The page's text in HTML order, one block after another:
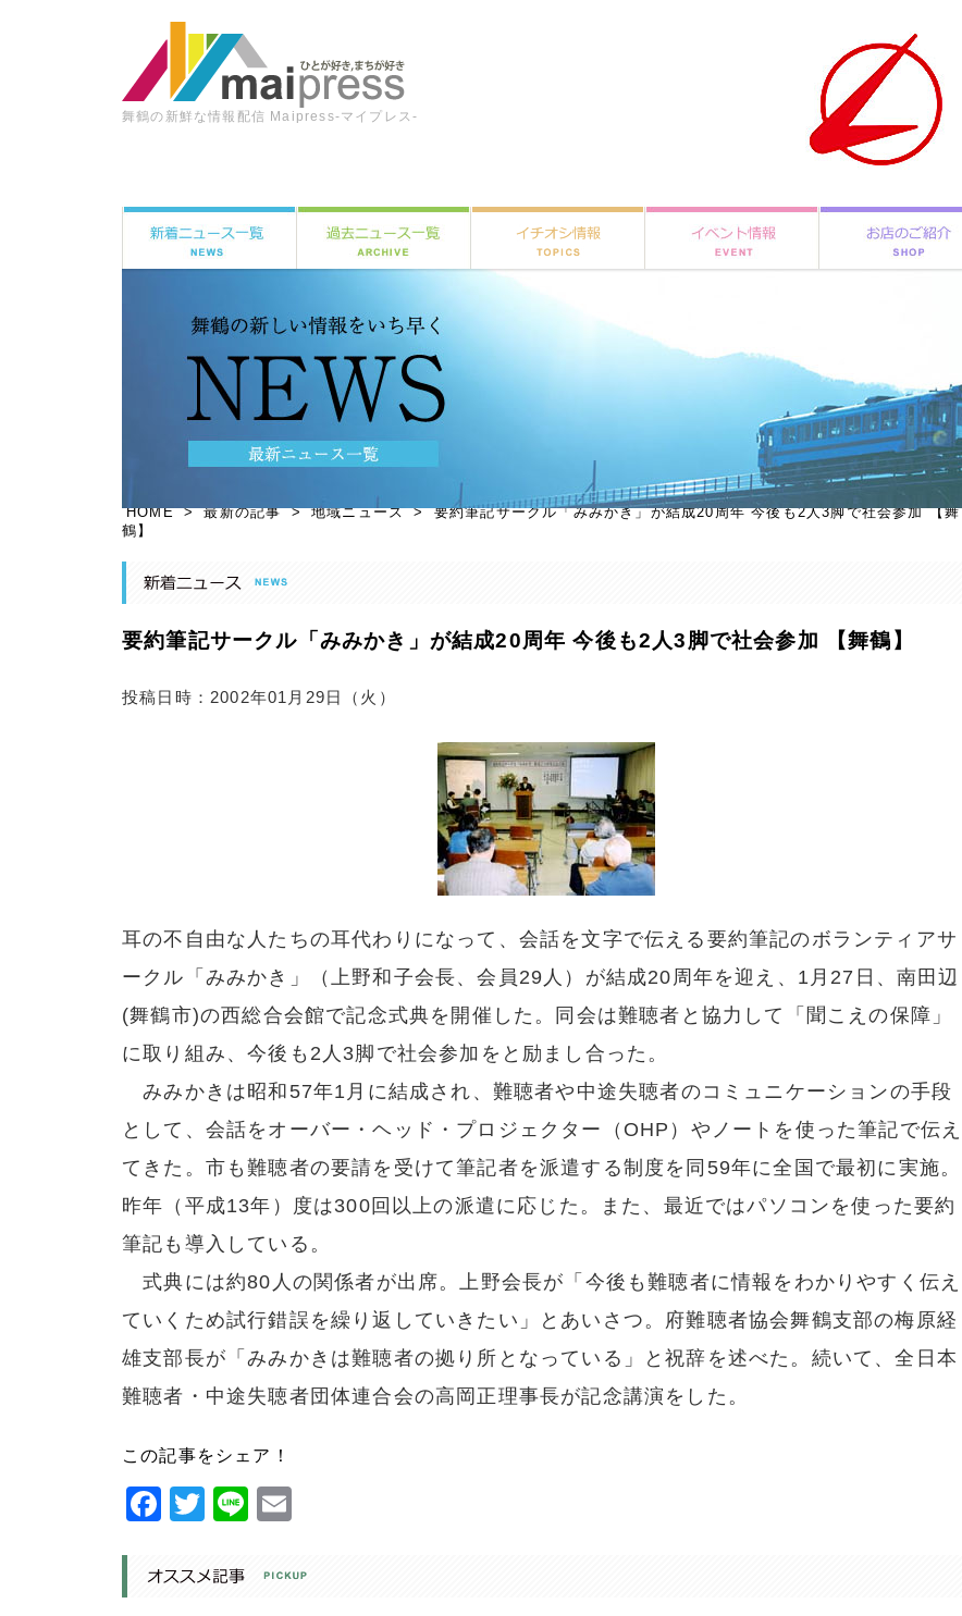
舞鶴の新鮮な情報配信 Maipress-マイプレス-
HOME > 最新の記事 > 地域ニュース > 要約筆記サークル「みみかき」が結成20周年 今後も2人3脚で社会参加 【舞
鶴】
要約筆記サークル「みみかき」が結成20周年 今後も2人3脚で社会参加 【舞鶴】
投稿日時：2002年01月29日（火）
耳の不自由な人たちの耳代わりになって、会話を文字で伝える要約筆記のボランティアサ
ークル「みみかき」（上野和子会長、会員29人）が結成20周年を迎え、1月27日、南田辺
(舞鶴市)の西総合会館で記念式典を開催した。同会は難聴者と協力して「聞こえの保障」
に取り組み、今後も2人3脚で社会参加をと励まし合った。
みみかきは昭和57年1月に結成され、難聴者や中途失聴者のコミュニケーションの手段
として、会話をオーバー・ヘッド・プロジェクター（OHP）やノートを使った筆記で伝え
てきた。市も難聴者の要請を受けて筆記者を派遣する制度を同59年に全国で最初に実施。
昨年（平成13年）度は300回以上の派遣に応じた。また、最近ではパソコンを使った要約
筆記も導入している。
式典には約80人の関係者が出席。上野会長が「今後も難聴者に情報をわかりやすく伝え
ていくため試行錯誤を繰り返していきたい」とあいさつ。府難聴者協会舞鶴支部の梅原経
雄支部長が「みみかきは難聴者の拠り所となっている」と祝辞を述べた。続いて、全日本
難聴者・中途失聴者団体連合会の高岡正理事長が記念講演をした。
この記事をシェア！
Facebook
Twitter
Line